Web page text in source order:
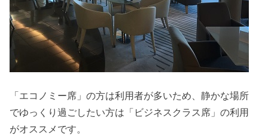
「エコノミー席」の方は利用者が多いため、静かな場所
でゆっくり過ごしたい方は「ビジネスクラス席」の利用
がオススメです。